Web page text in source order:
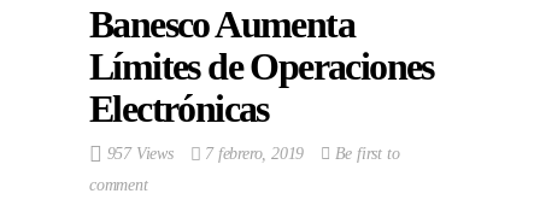
Banesco Aumenta
Límites de Operaciones
Electrónicas
957 Views 7 febrero, 2019
Be first to
comment